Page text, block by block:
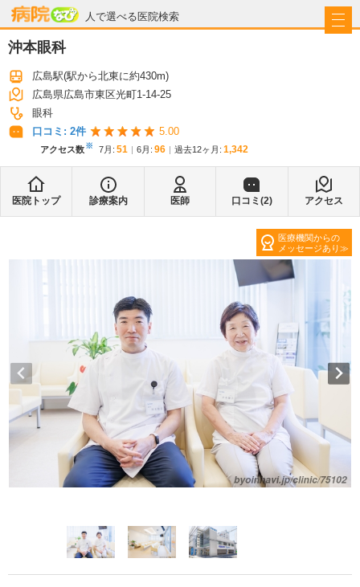
人で選べる医院検索
病院なび
沖本眼科
広島駅(駅から北東に約430m)
広島県広島市東区光町1-14-25
眼科
口コミ: 2件 5.00
アクセス数※ 7月 : 51 6月 : 96 過去12ヶ月: 1,342
医院トップ 診療案内 医師 口コミ(2) アクセス
医療機関からの
メッセージあり